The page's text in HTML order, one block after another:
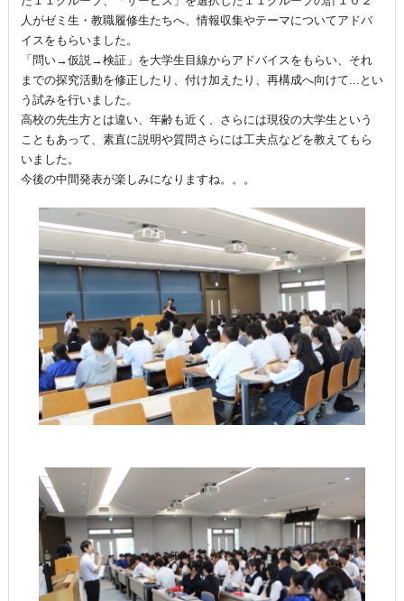
人がゼミ生・教職履修生たちへ、情報収集やテーマについてアドバ
イスをもらいました。
「問い→仮説→検証」を大学生目線からアドバイスをもらい、それ
までの探究活動を修正したり、付け加えたり、再構成へ向けて...とい
う試みを行いました。
高校の先生方とは違い、年齢も近く、さらには現役の大学生という
こともあって、素直に説明や質問さらには工夫点などを教えてもら
いました。
今後の中間発表が楽しみになりますね。。。